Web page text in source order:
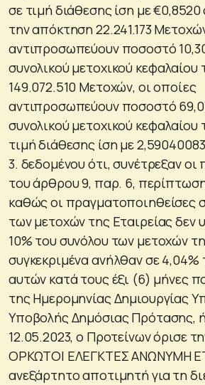
σε τιμή διάθεσης ίση με
την απόκτηση 22.241.173
αντιπροσωπεύουν ποσοστό
συνολικού μετοχικού κεφαλαίου
149.072.510 Μετοχών, οι οποίες
αντιπροσωπεύουν ποσοστό
συνολικού μετοχικού κεφαλαίου
τιμή διάθεσης ίση με
3. δεδομένου ότι, συνέτρεξαν
του άρθρου 9, παρ. 6,
καθώς οι πραγματοποιηθείσες
των μετοχών της Εταιρείας δεν
10% του συνόλου των μετοχών
συγκεκριμένα ανήλθαν σε 4,04%
αυτών κατά τους έξι (6) μήνες
της Ημερομηνίας Δημιουργίας
Υποβολής Δημόσιας Πρότασης,
12.05.2023, ο Προτείνων όρισε
ΟΡΚΩΤΟΙ ΕΛΕΓΚΤΕΣ ΑΝΩΝΥΜΗ
ανεξάρτητο αποτιμητή για τη